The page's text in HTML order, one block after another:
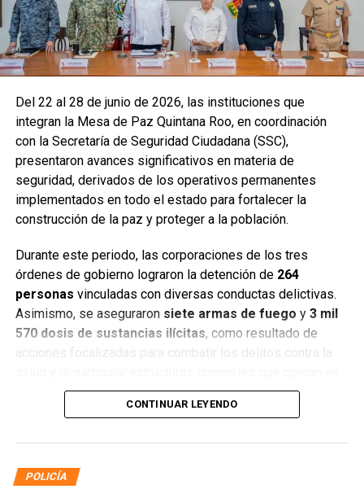
Del 22 al 28 de junio de 2026, las instituciones que
integran la Mesa de Paz Quintana Roo, en coordinación
con la Secretaría de Seguridad Ciudadana (SSC),
presentaron avances significativos en materia de
seguridad, derivados de los operativos permanentes
implementados en todo el estado para fortalecer la
construcción de la paz y proteger a la población.
Durante este periodo, las corporaciones de los tres
órdenes de gobierno lograron la detención de 264
personas vinculadas con diversas conductas delictivas.
Asimismo, se aseguraron siete armas de fuego y 3 mil
570 dosis de sustancias ilícitas, como resultado de
acciones focalizadas para combatir los delitos contra la
distintos municipios.
CONTINUAR LEYENDO
POLICÍA